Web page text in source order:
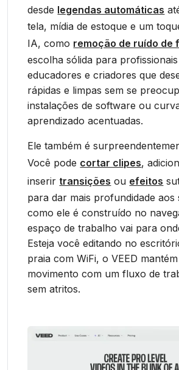
desde legendas automáticas
tela, mídia de estoque e um
IA, como remoção de ruído de
escolha sólida para
educadores e criadores que
rápidas e limpas sem se
instalações de software ou
aprendizado acentuadas.
Ele também é
Você pode cortar clipes,
inserir transições ou efeitos
para dar mais profundidade aos
como ele é construído no
espaço de trabalho vai para
Esteja você editando no
praia com WiFi, o VEED
movimento com um fluxo de
sem atritos.